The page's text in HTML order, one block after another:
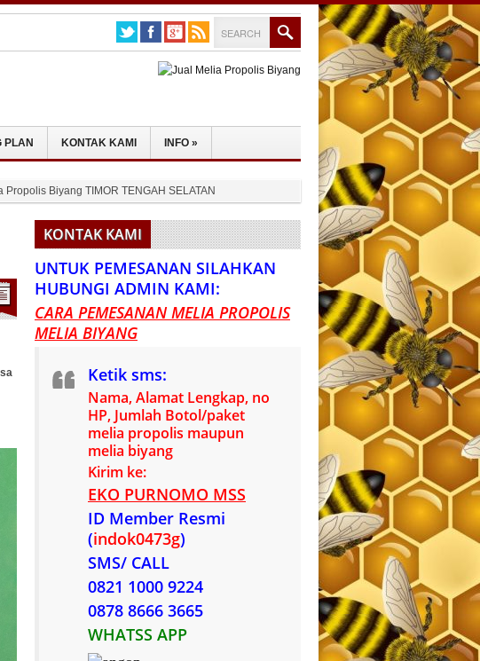
PLAN KONTAK KAMI INFO »
Propolis Biyang TIMOR TENGAH SELATAN
KONTAK KAMI
UNTUK PEMESANAN SILAHKAN
HUBUNGI ADMIN KAMI:
CARA PEMESANAN MELIA PROPOLIS
MELIA BIYANG
Ketik sms:
Nama, Alamat Lengkap, no
HP, Jumlah Botol/paket
melia propolis maupun
melia biyang
Kirim ke:
EKO PURNOMO MSS
ID Member Resmi
(indok0473g)
SMS/ CALL
0821 1000 9224
0878 8666 3665
WHATSS APP